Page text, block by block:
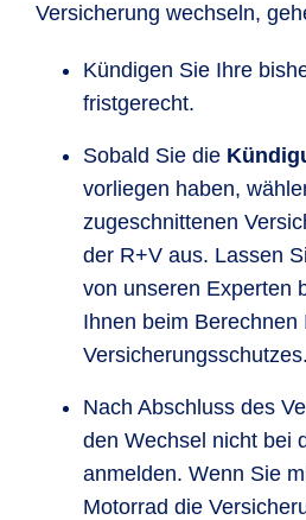
Versicherung wechseln,
Kündigen Sie Ihre
fristgerecht.
Sobald Sie die
vorliegen haben,
zugeschnittenen
der R+V aus. Lassen
von unseren Experten
Ihnen beim Berechnen
Versicherungsschutzes.
Nach Abschluss des
den Wechsel nicht bei
anmelden. Wenn Sie
Motorrad die